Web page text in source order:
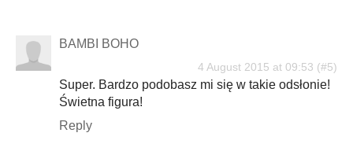
BAMBI BOHO
4 August 2015 at 09:53
Super. Bardzo podobasz mi się w takie odsłonie!
Świetna figura!
Reply